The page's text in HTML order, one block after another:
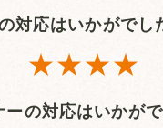
対応はいかがでし
★★★★
ーの対応はいかが